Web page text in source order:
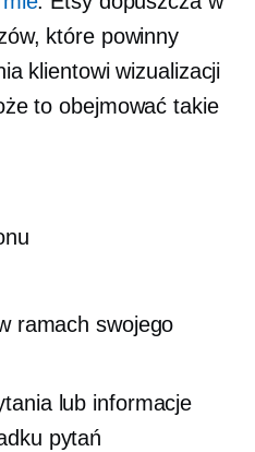
które powinny
klientowi wizualizacji
to obejmować takie
ramach swojego
lub informacje
pytań